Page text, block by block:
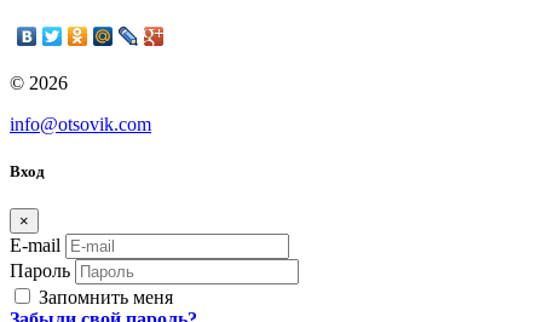
© 2026
info@otsovik.com
Вход
×
E-mail
Пароль
Запомнить меня